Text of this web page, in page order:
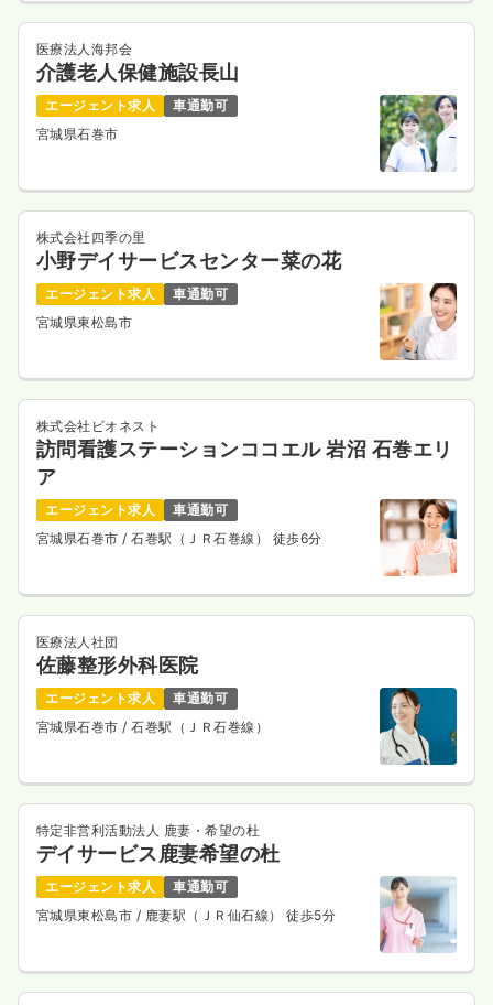
医療法人海邦会
介護老人保健施設長山
エージェント求人
車通勤可
宮城県石巻市
株式会社四季の里
小野デイサービスセンター菜の花
エージェント求人
車通勤可
宮城県東松島市
株式会社ビオネスト
訪問看護ステーションココエル 岩沼 石巻エリ
ア
エージェント求人
車通勤可
宮城県石巻市/ 石巻駅（ＪＲ石巻線） 徒歩6分
医療法人社団
佐藤整形外科医院
エージェント求人
車通勤可
宮城県石巻市/ 石巻駅（ＪＲ石巻線）
特定非営利活動法人 鹿妻・希望の杜
デイサービス鹿妻希望の杜
エージェント求人
車通勤可
宮城県東松島市 / 鹿妻駅（ＪＲ仙石線） 徒歩5分